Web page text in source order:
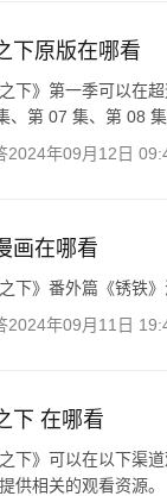
下原版在哪看
之下》第一季可以在
、第 07 集、第 08
2024年09月12日
画在哪看
之下》番外篇《锈铁
2024年09月11日
下 在哪看
之下》可以在以下渠
供相关的观看资源。